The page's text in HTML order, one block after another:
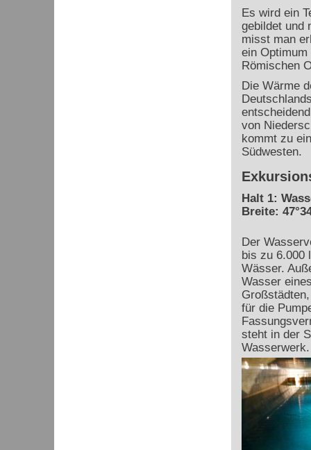
Es wird ein
gebildet und
misst man
ein
Römischen
Die Wärme
von
kommt zu
Südwesten.
Halt 1:
Breite:
Der
bis zu 6.000
Wässer.
Wasser
für die
steht in der
Wasserwerk.